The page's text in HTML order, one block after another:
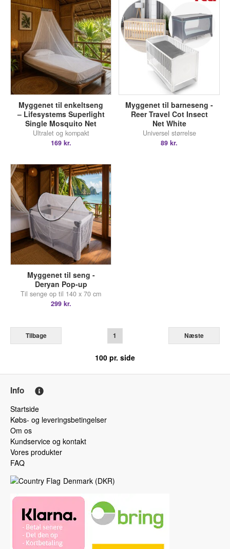
Myggenet til enkeltseng
– Lifesystems Superlight
Single Mosquito Net
Ultralet og kompakt
169 kr.
Myggenet til barneseng -
Reer Travel Cot Insect
Net White
Universel størrelse
89 kr.
Myggenet til seng -
Deryan Pop-up
Til senge op til 140 x 70 cm
299 kr.
Tilbage 1 Næste
100 pr. side
Info
Startside
Købs- og leveringsbetingelser
Om os
Kundservice og kontakt
Vores produkter
FAQ
Denmark (DKR)